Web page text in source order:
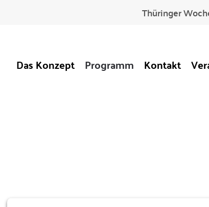
Thüringer
Das Konzept Programm Kontakt